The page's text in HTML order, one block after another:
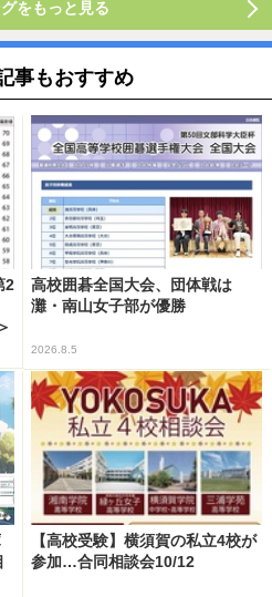
をもっと見る
事もおすすめ
2
高校囲碁全国大会、団体戦は
灘・南山女子部が優勝
2026.8.5
【高校受験】横須賀の私立4校が
参加…合同相談会10/12